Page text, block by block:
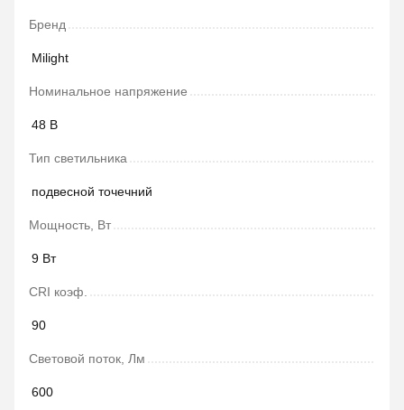
Бренд
Milight
Номинальное напряжение
48 В
Тип светильника
подвесной точечний
Мощность, Вт
9 Вт
CRI коэф.
90
Световой поток, Лм
600